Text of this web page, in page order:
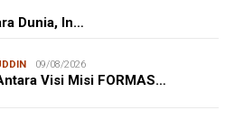
Dunia, In…
09/08/2026
Visi Misi FORMAS…